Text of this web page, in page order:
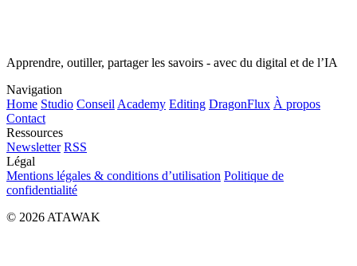
Apprendre, outiller, partager les savoirs - avec du digital et de l’IA
Navigation
Home Studio Conseil Academy Editing DragonFlux À propos
Contact
Ressources
Newsletter RSS
Légal
Mentions légales & conditions d’utilisation Politique de
confidentialité
© 2026 ATAWAK